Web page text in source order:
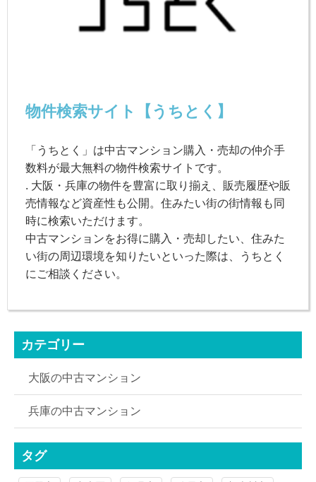
物件検索サイト【うちとく】
「うちとく」は中古マンション購入・売却の仲介手
数料が最大無料の物件検索サイトです。
. 大阪・兵庫の物件を豊富に取り揃え、販売履歴や販
売情報など資産性も公開。住みたい街の街情報も同
時に検索いただけます。
中古マンションをお得に購入・売却したい、住みた
い街の周辺環境を知りたいといった際は、うちとく
にご相談ください。
カテゴリー
大阪の中古マンション
兵庫の中古マンション
タグ